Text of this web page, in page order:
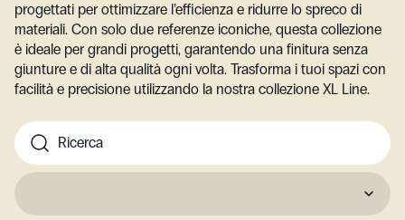
progettati per ottimizzare l’efficienza e ridurre lo spreco di
materiali. Con solo due referenze iconiche, questa collezione
è ideale per grandi progetti, garantendo una finitura senza
giunture e di alta qualità ogni volta. Trasforma i tuoi spazi con
facilità e precisione utilizzando la nostra collezione XL Line.